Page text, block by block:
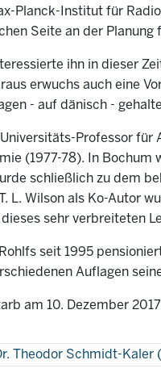
Planck-Institut für
Seite an der
ihn in dieser
erwuchs auch eine
- auf dänisch -
Professor
(1977-78). In
schließlich zu dem
L. Wilson als Ko-Autor
sehr verbreiteten
seit 1995
Auflagen
am 10. Dezember
Theodor Schmidt-Kaler